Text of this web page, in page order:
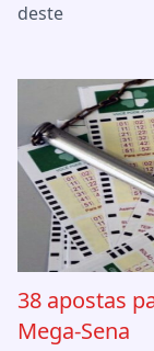
deste
38 apostas
Mega-Sena